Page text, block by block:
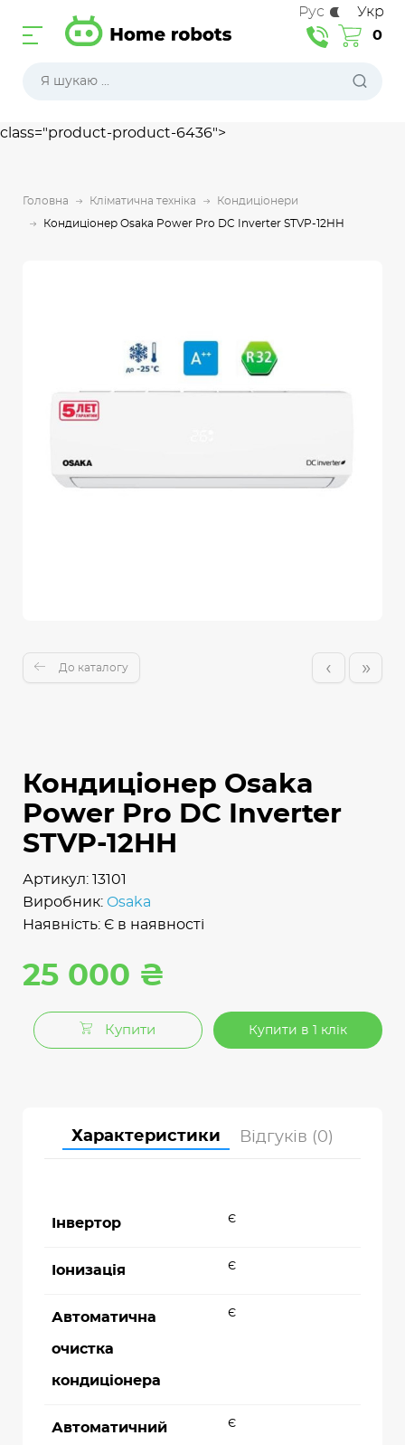
class="product-product-6436">
0
Рус Укр
Головна Кліматична техніка Кондиціонери
Кондиціонер Osaka Power Pro DC Inverter STVP-12HH
До каталогу ‹ »
Кондиціонер Osaka
Power Pro DC Inverter
STVP-12HH
Артикул: 13101
Виробник: Osaka
Наявність: Є в наявності
25 000 ₴
Купити Купити в 1 клік
Характеристики Відгуків (0)
Інвертор є
Іонизація є
Автоматична
очистка
кондиціонера
є
Автоматичний є